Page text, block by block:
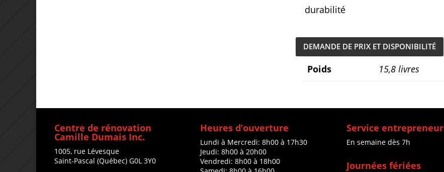
durabilité
DEMANDE DE PRIX ET DISPONIBILITÉ
Poids 15,8 livres
Centre de rénovation
Camille Dumais Inc.
1005, rue Lévesque
Saint-Pascal (Québec) G0L 3Y0
Heures d’ouverture
Lundi à Mercredi: 8h00 à 17h30
Jeudi: 8h00 à 20h00
Vendredi: 8h00 à 18h00
Service entrepreneur
En semaine dès 7h
Journées fériées